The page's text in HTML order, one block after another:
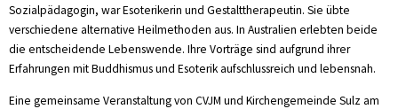
Sozialpädagogin, war Esoterikerin und Gestalttherapeutin. Sie übte
verschiedene alternative Heilmethoden aus. In Australien erlebten beide
die entscheidende Lebenswende. Ihre Vorträge sind aufgrund ihrer
Erfahrungen mit Buddhismus und Esoterik aufschlussreich und lebensnah.
Eine gemeinsame Veranstaltung von CVJM und Kirchengemeinde Sulz am